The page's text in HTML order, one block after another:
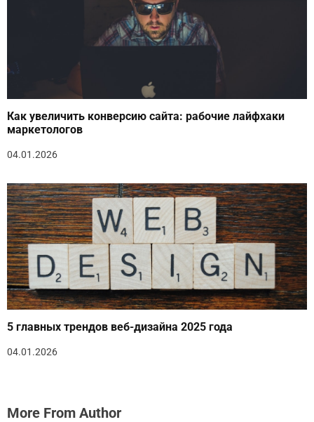
Как увеличить конверсию сайта: рабочие лайфхаки
маркетологов
04.01.2026
5 главных трендов веб-дизайна 2025 года
04.01.2026
More From Author